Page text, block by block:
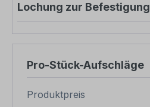
Lochung zur Befestigung
Pro-Stück-Aufschläge
Produktpreis